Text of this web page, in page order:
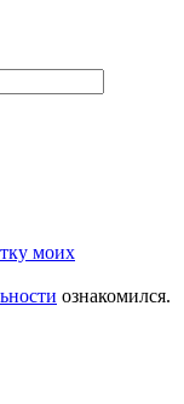
моих
ознакомился.